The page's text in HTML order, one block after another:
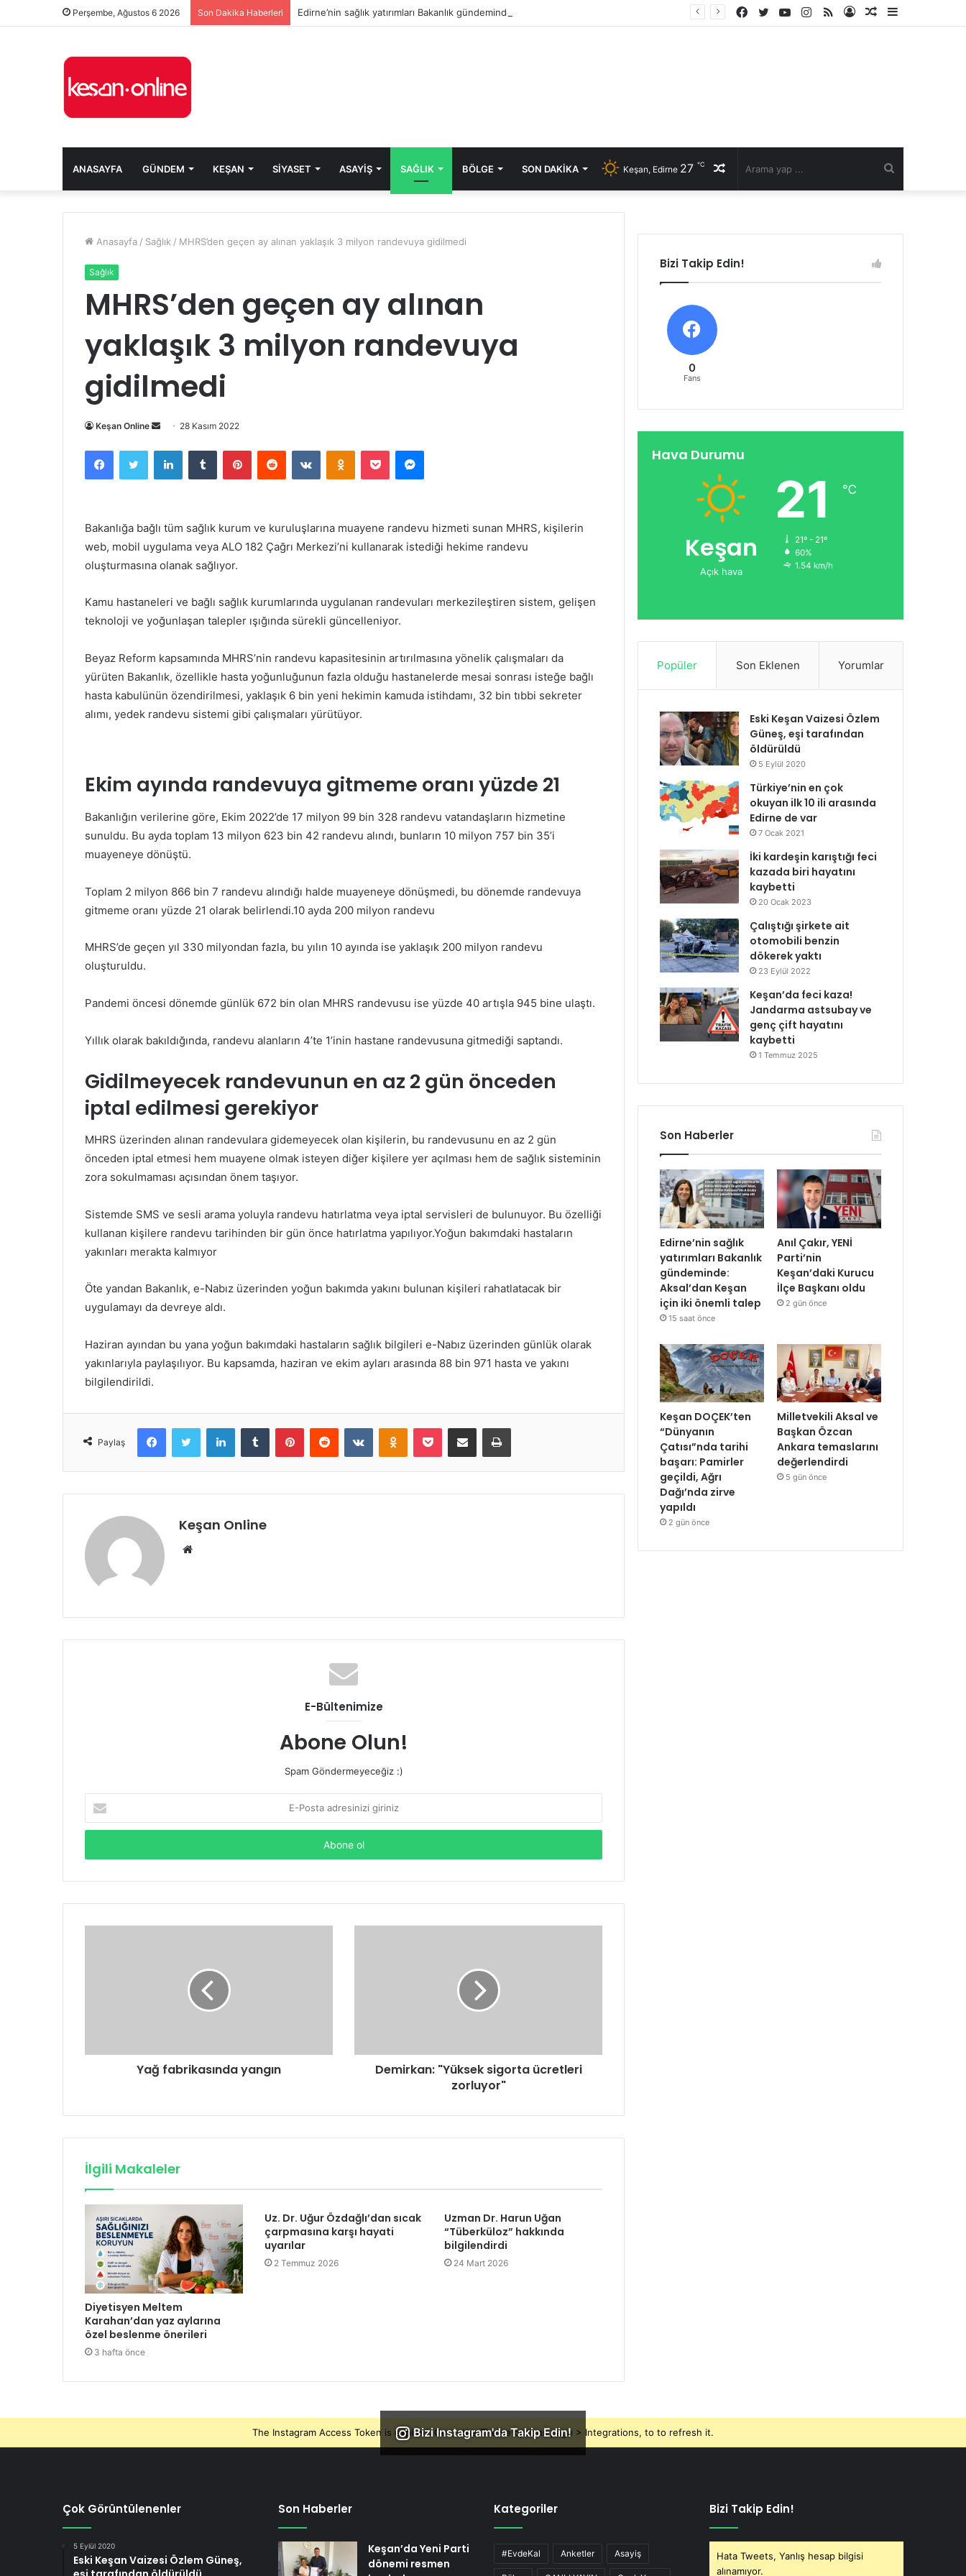
Perşembe, Ağustos 6 2026 Son Dakika Haberleri Edirne’nin sağlık yatırımları Bakanlık gündeminde: Aksal’dan Keşan için iki önemli talep
Kenar
Rastgele
Kayıt
RSS
Instagram
YouTube
Twitter
Facebook
ANASAYFA GÜNDEM KEŞAN SIYASET ASAYIŞ SAĞLIK BÖLGE SON DAKIKA Rastgele
Keşan, Edirne 27 ℃
Anasayfa / Sağlık / MHRS’den geçen ay alınan yaklaşık 3 milyon randevuya gidilmedi
Sağlık
MHRS’den geçen ay alınan
yaklaşık 3 milyon randevuya
gidilmedi
Keşan Online
Bir
posta
göndermek
28 Kasım 2022
FacebookTwitter LinkedInTumblr PinterestReddit VKontakteOdnoklassniki
Pocket Messenger
Bakanlığa bağlı tüm sağlık kurum ve kuruluşlarına muayene randevu hizmeti sunan MHRS, kişilerin
web, mobil uygulama veya ALO 182 Çağrı Merkezi’ni kullanarak istediği hekime randevu
oluşturmasına olanak sağlıyor.
Kamu hastaneleri ve bağlı sağlık kurumlarında uygulanan randevuları merkezileştiren sistem, gelişen
teknoloji ve yoğunlaşan talepler ışığında sürekli güncelleniyor.
Beyaz Reform kapsamında MHRS’nin randevu kapasitesinin artırılmasına yönelik çalışmaları da
yürüten Bakanlık, özellikle hasta yoğunluğunun fazla olduğu hastanelerde mesai sonrası isteğe bağlı
hasta kabulünün özendirilmesi, yaklaşık 6 bin yeni hekimin kamuda istihdamı, 32 bin tıbbi sekreter
alımı, yedek randevu sistemi gibi çalışmaları yürütüyor.
Ekim ayında randevuya gitmeme oranı yüzde 21
Bakanlığın verilerine göre, Ekim 2022’de 17 milyon 99 bin 328 randevu vatandaşların hizmetine
sunuldu. Bu ayda toplam 13 milyon 623 bin 42 randevu alındı, bunların 10 milyon 757 bin 35’i
muayeneye dönüştü.
Toplam 2 milyon 866 bin 7 randevu alındığı halde muayeneye dönüşmedi, bu dönemde randevuya
gitmeme oranı yüzde 21 olarak belirlendi.10 ayda 200 milyon randevu
MHRS’de geçen yıl 330 milyondan fazla, bu yılın 10 ayında ise yaklaşık 200 milyon randevu
oluşturuldu.
Pandemi öncesi dönemde günlük 672 bin olan MHRS randevusu ise yüzde 40 artışla 945 bine ulaştı.
Yıllık olarak bakıldığında, randevu alanların 4’te 1’inin hastane randevusuna gitmediği saptandı.
Gidilmeyecek randevunun en az 2 gün önceden
iptal edilmesi gerekiyor
MHRS üzerinden alınan randevulara gidemeyecek olan kişilerin, bu randevusunu en az 2 gün
önceden iptal etmesi hem muayene olmak isteyen diğer kişilere yer açılması hem de sağlık sisteminin
zora sokulmaması açısından önem taşıyor.
Sistemde SMS ve sesli arama yoluyla randevu hatırlatma veya iptal servisleri de bulunuyor. Bu özelliği
kullanan kişilere randevu tarihinden bir gün önce hatırlatma yapılıyor.Yoğun bakımdaki hastaların
yakınları merakta kalmıyor
Öte yandan Bakanlık, e-Nabız üzerinden yoğun bakımda yakını bulunan kişileri rahatlatacak bir
uygulamayı da devreye aldı.
Haziran ayından bu yana yoğun bakımdaki hastaların sağlık bilgileri e-Nabız üzerinden günlük olarak
yakınlarıyla paylaşılıyor. Bu kapsamda, haziran ve ekim ayları arasında 88 bin 971 hasta ve yakını
bilgilendirildi.
Paylaş
FacebookTwitter LinkedInTumblr PinterestReddit VKontakteOdnoklassniki
Pocket E-Posta ile paylaş Yazdır
Keşan Online
Web
E-Bültenimize
Abone Olun!
Spam Göndermeyeceğiz :)
Posta
adresinizi
Yağ fabrikasında yangın
Demirkan: "Yüksek sigorta ücretleri
zorluyor"
İlgili Makaleler
Diyetisyen Meltem
Karahan’dan yaz aylarına
özel beslenme önerileri
3 hafta önce
Uz. Dr. Uğur Özdağlı’dan sıcak
çarpmasına karşı hayati
uyarılar
2 Temmuz 2026
Uzman Dr. Harun Uğan
“Tüberküloz” hakkında
bilgilendirdi
24 Mart 2026
Bizi Takip Edin!
0
Fans
Hava Durumu
Keşan
Açık hava
21 ℃
21º - 21º
60%
1.54 km/h
Popüler Son Eklenen Yorumlar
Eski Keşan Vaizesi Özlem
Güneş, eşi tarafından
öldürüldü
5 Eylül 2020
Türkiye’nin en çok
okuyan ilk 10 ili arasında
Edirne de var
7 Ocak 2021
İki kardeşin karıştığı feci
kazada biri hayatını
kaybetti
20 Ocak 2023
Çalıştığı şirkete ait
otomobili benzin
dökerek yaktı
23 Eylül 2022
Keşan’da feci kaza!
Jandarma astsubay ve
genç çift hayatını
kaybetti
1 Temmuz 2025
Son Haberler
Edirne’nin sağlık
yatırımları Bakanlık
gündeminde:
Aksal’dan Keşan
için iki önemli talep
15 saat önce
Anıl Çakır, YENİ
Parti’nin
Keşan’daki Kurucu
İlçe Başkanı oldu
2 gün önce
Keşan DOÇEK’ten
“Dünyanın
Çatısı”nda tarihi
başarı: Pamirler
geçildi, Ağrı
Dağı’nda zirve
yapıldı
2 gün önce
Milletvekili Aksal ve
Başkan Özcan
Ankara temaslarını
değerlendirdi
5 gün önce
Bizi Instagram'da Takip Edin!
The Instagram Access Token is expired, Go to the Theme options page > Integrations, to to refresh it.
Çok Görüntülenenler
5 Eylül 2020
Eski Keşan Vaizesi Özlem Güneş,
Son Haberler
Keşan’da Yeni Parti
dönemi resmen
Kategoriler
#EvdeKal Anketler Asayiş
Bizi Takip Edin!
Hata Tweets, Yanlış hesap bilgisi
alınamıyor.